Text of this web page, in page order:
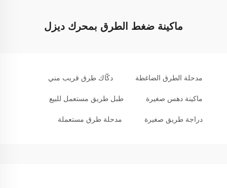
ماكينة ضغط الطرق بمحرك ديزل
مدحلة الطرق الضاغطة دكّاك طرق قريب مني
ماكينة دهس صغيرة طبل طريق مستعمل للبيع
دراجة طريق صغيرة مدحلة طرق مستعملة